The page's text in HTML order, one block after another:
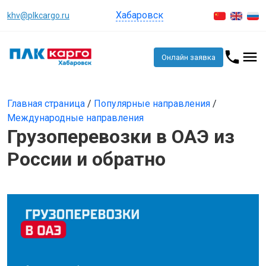
khv@plkcargo.ru Хабаровск
Онлайн заявка
Главная страница / Популярные направления /
Международные направления
Грузоперевозки в ОАЭ из
России и обратно